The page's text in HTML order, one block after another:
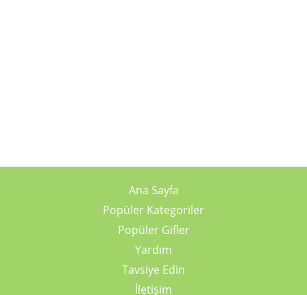
Ana Sayfa
Popüler Kategoriler
Popüler Gifler
Yardım
Tavsiye Edin
İletişim